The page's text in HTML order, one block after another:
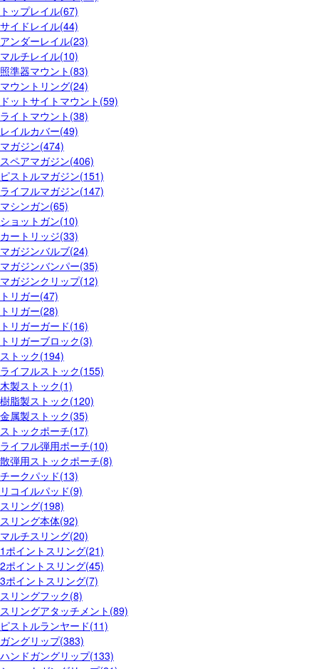
トップレイル(67)
サイドレイル(44)
アンダーレイル(23)
マルチレイル(10)
照準器マウント(83)
マウントリング(24)
ドットサイトマウント(59)
ライトマウント(38)
レイルカバー(49)
マガジン(474)
スペアマガジン(406)
ピストルマガジン(151)
ライフルマガジン(147)
マシンガン(65)
ショットガン(10)
カートリッジ(33)
マガジンバルブ(24)
マガジンバンパー(35)
マガジンクリップ(12)
トリガー(47)
トリガー(28)
トリガーガード(16)
トリガーブロック(3)
ストック(194)
ライフルストック(155)
木製ストック(1)
樹脂製ストック(120)
金属製ストック(35)
ストックポーチ(17)
ライフル弾用ポーチ(10)
散弾用ストックポーチ(8)
チークパッド(13)
リコイルパッド(9)
スリング(198)
スリング本体(92)
マルチスリング(20)
1ポイントスリング(21)
2ポイントスリング(45)
3ポイントスリング(7)
スリングフック(8)
スリングアタッチメント(89)
ピストルランヤード(11)
ガングリップ(383)
ハンドガングリップ(133)